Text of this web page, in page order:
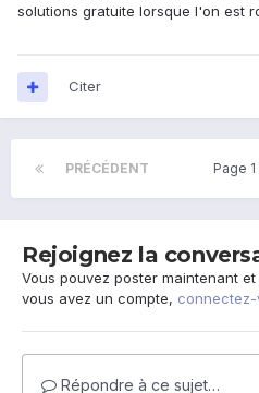
solutions gratuite lorsque l'on est
Citer
PRÉCÉDENT Page 1
Rejoignez la
Vous pouvez poster maintenant
vous avez un compte,
Répondre à ce sujet…